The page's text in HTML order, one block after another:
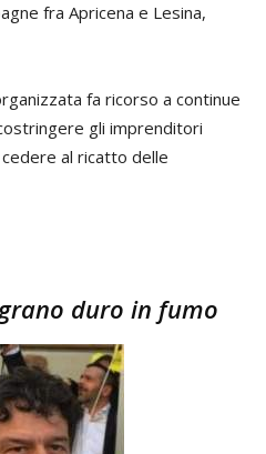
fra Apricena e Lesina,
fa ricorso a continue
gli imprenditori
al ricatto delle
duro in fumo